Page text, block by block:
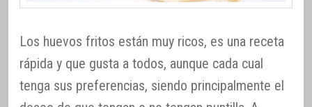
Los huevos fritos están muy ricos, es una receta
rápida y que gusta a todos, aunque cada cual
tenga sus preferencias, siendo principalmente el